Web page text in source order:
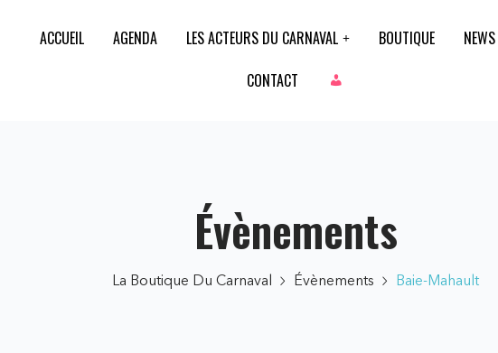
ACCUEIL AGENDA LES ACTEURS DU CARNAVAL BOUTIQUE NEWS
CONTACT
Évènements
La Boutique Du Carnaval Évènements Baie-Mahault